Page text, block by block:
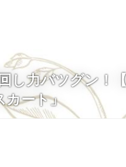
し力バツグン！
ート」